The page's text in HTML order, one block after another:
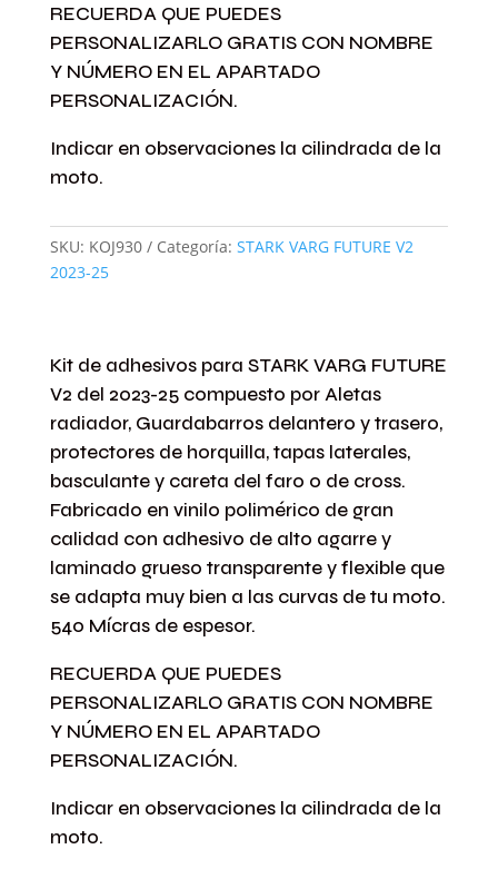
RECUERDA QUE PUEDES
PERSONALIZARLO GRATIS CON NOMBRE
Y NÚMERO EN EL APARTADO
PERSONALIZACIÓN.
Indicar en observaciones la cilindrada de la
moto.
SKU: KOJ930 Categoría: STARK VARG FUTURE V2
2023-25
Kit de adhesivos para STARK VARG FUTURE
V2 del 2023-25 compuesto por Aletas
radiador, Guardabarros delantero y trasero,
protectores de horquilla, tapas laterales,
basculante y careta del faro o de cross.
Fabricado en vinilo polimérico de gran
calidad con adhesivo de alto agarre y
laminado grueso transparente y flexible que
se adapta muy bien a las curvas de tu moto.
540 Mícras de espesor.
RECUERDA QUE PUEDES
PERSONALIZARLO GRATIS CON NOMBRE
Y NÚMERO EN EL APARTADO
PERSONALIZACIÓN.
Indicar en observaciones la cilindrada de la
moto.